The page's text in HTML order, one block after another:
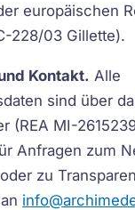
europäischen
228/03 Gillette).
Kontakt. Alle
sind über
(REA MI-
Anfragen zum
zu